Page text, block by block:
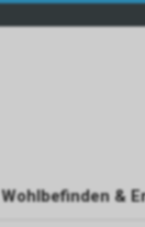
Wohlbefinden &